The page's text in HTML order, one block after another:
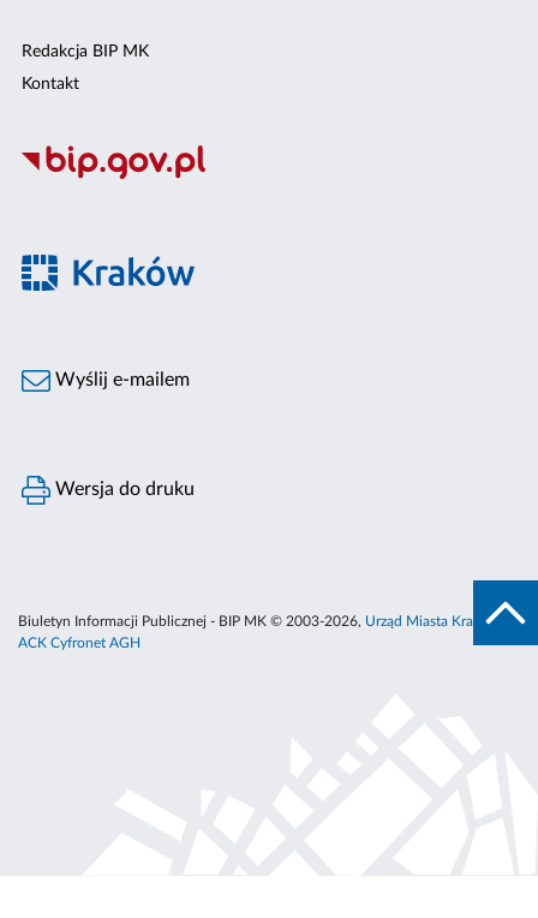
Redakcja BIP MK
Kontakt
Wyślij e-mailem
Wersja do druku
Biuletyn Informacji Publicznej - BIP MK © 2003-2026, Urząd Miasta Krakowa
ACK Cyfronet AGH